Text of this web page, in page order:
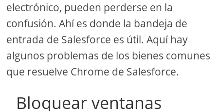
electrónico, pueden perderse en la
confusión. Ahí es donde la bandeja de
entrada de Salesforce es útil. Aquí hay
algunos problemas de los bienes comunes
que resuelve Chrome de Salesforce.
Bloquear ventanas